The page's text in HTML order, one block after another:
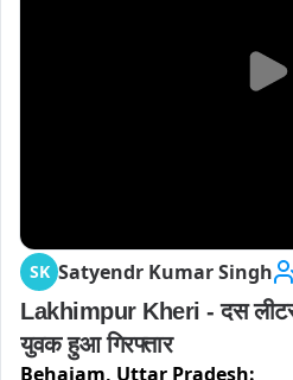
SK Satyendr Kumar Singh
Lakhimpur Kheri - दस
युवक हुआ गिरफ्तार
Behajam, Uttar Pradesh: